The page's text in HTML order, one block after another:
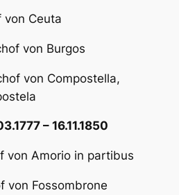
von Ceuta
von Burgos
von Compostella,
– 16.11.1850
von Amorio in partibus
von Fossombrone